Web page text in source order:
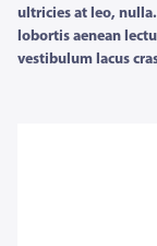
ultricies at leo,
lobortis aenean
vestibulum lacus